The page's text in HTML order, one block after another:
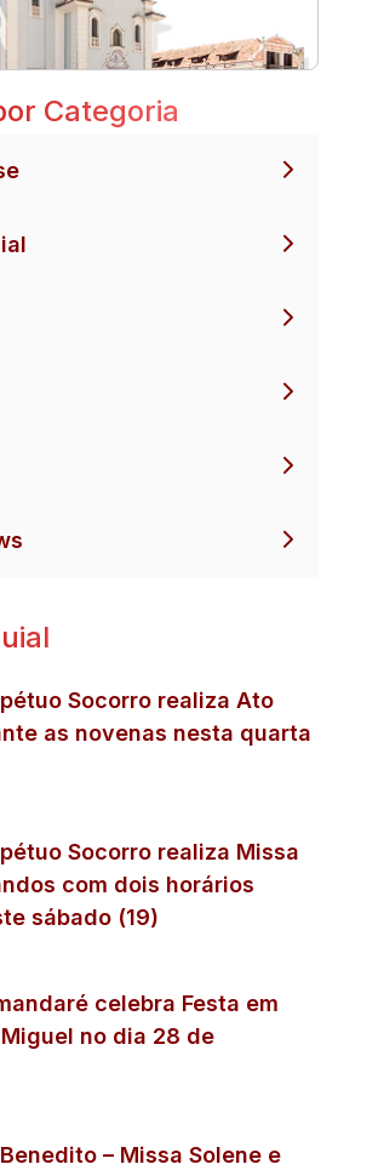
Categoria
Socorro realiza Ato
as novenas nesta quarta
Socorro realiza Missa
com dois horários
sábado (19)
celebra Festa em
no dia 28 de
– Missa Solene e